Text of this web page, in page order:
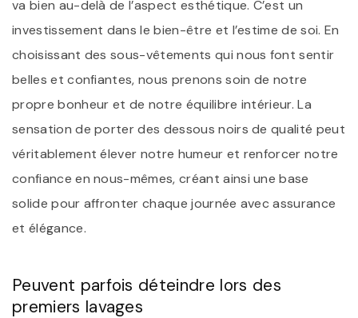
va bien au-delà de l’aspect esthétique. C’est un
investissement dans le bien-être et l’estime de soi. En
choisissant des sous-vêtements qui nous font sentir
belles et confiantes, nous prenons soin de notre
propre bonheur et de notre équilibre intérieur. La
sensation de porter des dessous noirs de qualité peut
véritablement élever notre humeur et renforcer notre
confiance en nous-mêmes, créant ainsi une base
solide pour affronter chaque journée avec assurance
et élégance.
Peuvent parfois déteindre lors des
premiers lavages